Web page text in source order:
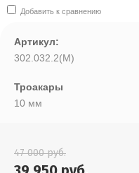
Добавить к сравнению
Артикул:
302.032.2(М)
Троакары
10 мм
47 000руб.
Выберите...
Результатов на странице: